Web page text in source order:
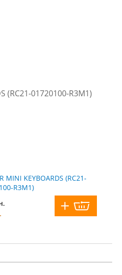
MINI KEYBOARDS (RC21-
R3M1)